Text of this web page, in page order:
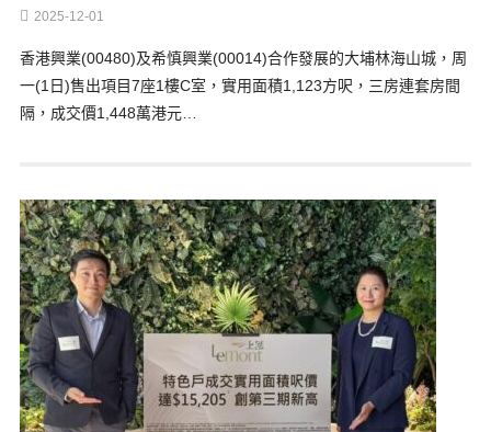
2025-12-01
香港興業(00480)及希慎興業(00014)合作發展的大埔林海山城，周
一(1日)售出項目7座1樓C室，實用面積1,123方呎，三房連套房間
隔，成交價1,448萬港元…